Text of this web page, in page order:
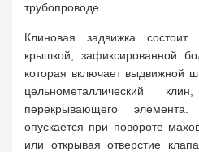
трубопроводе.
Клиновая задвижка
крышкой, зафиксированной
которая включает выдвижной
цельнометаллический
перекрывающего
опускается при повороте
или открывая отверстие